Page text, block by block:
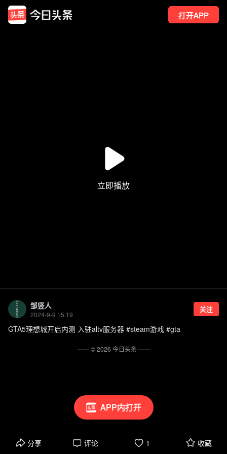
打开APP
APP内打开
邹竖人
2024-9-9 15:19
关注
GTA5理想城开启内测 入驻altv服务器 #steam游戏 #gta
分享 评论 1 收藏
—— ©2026 今日头条——